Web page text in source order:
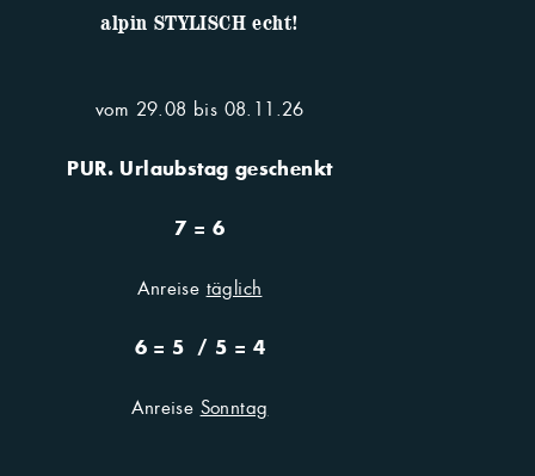
alpin STYLISCH echt!
vom 29.08 bis 08.11.26
PUR. Urlaubstag geschenkt
7 = 6
Anreise täglich
6 = 5 / 5 = 4
Anreise Sonntag